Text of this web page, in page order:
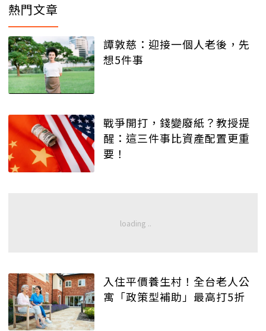
熱門文章
譚敦慈：迎接一個人老後，先
想5件事
戰爭開打，錢變廢紙？教授提
醒：這三件事比資產配置更重
要！
入住平價養生村！全台老人公
寓「政策型補助」最高打5折